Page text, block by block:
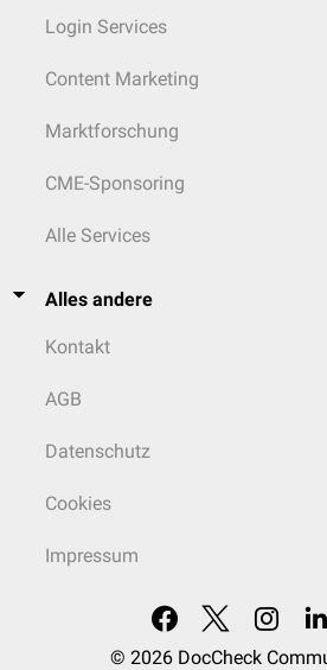
Login Services
Content Marketing
Marktforschung
CME-Sponsoring
Alle Services
Alles andere
Kontakt
AGB
Datenschutz
Cookies
Impressum
© 2026 DocCheck